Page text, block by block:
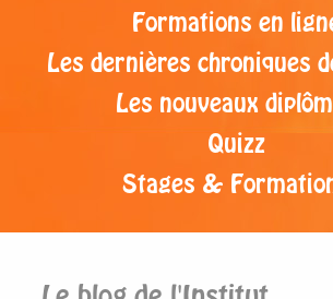
Formations en
Les dernières chroniques
Les nouveaux
Quizz
Stages &